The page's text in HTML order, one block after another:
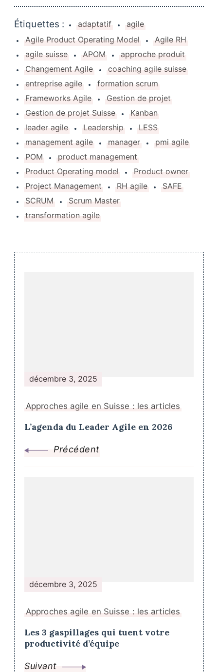
Étiquettes : adaptatif
agile
Agile Product Operating Model
Agile RH
agile suisse
APOM
approche produit
Changement Agile
coaching agile suisse
entreprise agile
formation scrum
Frameworks Agile
Gestion de projet
Gestion de projet Suisse
Kanban
leader agile
Leadership
LESS
management agile
manager
pmi agile
POM
product management
Product Operating model
Product owner
Project Management
RH agile
SAFE
SCRUM
Scrum Master
transformation agile
décembre 3, 2025
Approches agile en Suisse : les articles
L’agenda du Leader Agile en 2026
Précédent
décembre 3, 2025
Approches agile en Suisse : les articles
Les 3 gaspillages qui tuent votre
productivité d’équipe
Suivant